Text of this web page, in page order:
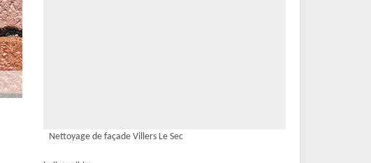
Nettoyage de façade Villers Le Sec